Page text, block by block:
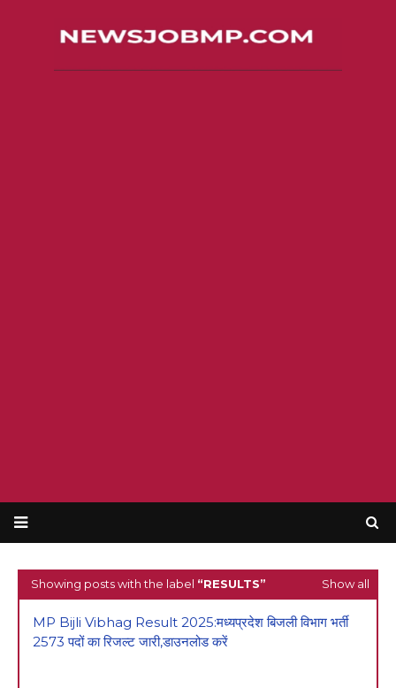
Showing posts with the label RESULTS Show all
MP Bijli Vibhag Result 2025:मध्यप्रदेश बिजली विभाग भर्ती
2573 पदों का रिजल्ट जारी,डाउनलोड करें